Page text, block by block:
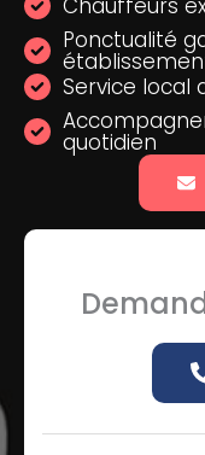
Chauffeurs
Ponctualité
Service local
quotidien